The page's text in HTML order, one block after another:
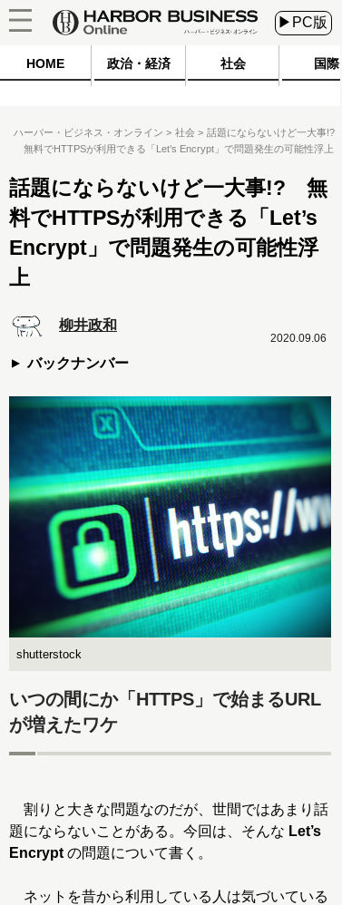
▶PC版
HOME 政治・経済 社会 国際
ハーバー・ビジネス・オンライン 社会
話題にならないけど一大事!?
無料でHTTPSが利用できる「Let’s Encrypt」で問題発生の可能性浮上
話題にならないけど一大事!? 無
料でHTTPSが利用できる「Let’s
Encrypt」で問題発生の可能性浮
上
柳井政和
バックナンバー
2020.09.06
shutterstock
いつの間にか「HTTPS」で始まるURL
が増えたワケ
割りと大きな問題なのだが、世間ではあまり話
題にならないことがある。今回は、そんな Let’s
Encrypt の問題について書く。
ネットを昔から利用している人は気づいている